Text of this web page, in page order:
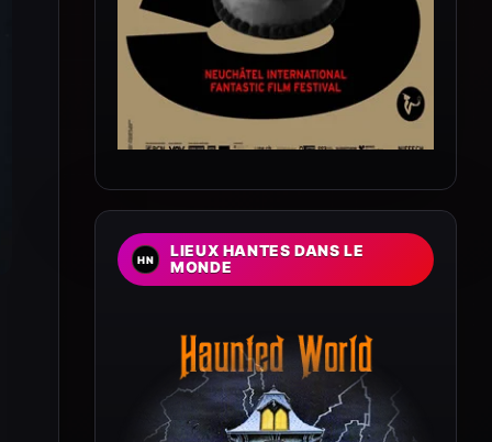
LIEUX HANTES DANS LE
MONDE